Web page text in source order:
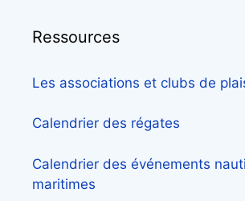
Ressources
Les associations et clubs de
Calendrier des régates
Calendrier des événements
maritimes